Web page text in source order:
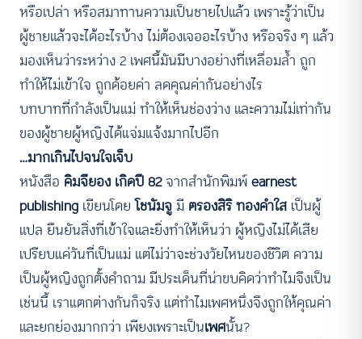
หรือเปล่า หรือสมาทานความเป็นชายไปแล้ว เพราะรู้ว่าเป็น
ผู้ชายแล้วจะได้อะไรบ้าง ไม่ต้องเจออะไรบ้าง หรือจริง ๆ แล้ว
มองเห็นว่าระหว่าง 2 เพศนี้มันมีบางอย่างที่เหลื่อมล้ำ ถูก
ทำให้ไม่เข้าใจ ถูกด้อยค่า ลดคุณค่ากันอย่างไร
บทบาทที่กำลังเป็นแม่ ทำให้เห็นช่องว่าง และความไม่เท่ากัน
ของผู้ชายผู้หญิงได้แจ่มแจ้งมากไปอีก
…มากเกินไปจนใจเจ็บ
หนังสือ คิมจียอง เกิดปี 82จากสำนักพิมพ์earnest
publishing เขียนโดยโชนัมจูมี ตรองสิริ ทองคำใส เป็นผู้
แปล ยืนยันสิ่งที่เข้าใจและยิ่งทำให้เห็นว่า ผู้หญิงไม่ได้เสีย
เปรียบแค่วันที่เป็นแม่ แต่ไม่ว่าจะช่วงวัยไหนของชีวิต ความ
เป็นผู้หญิงถูกตั้งคำถาม มีประเด็นที่น่าขบคิดว่าทำไมจึงเป็น
เช่นนี้ เราแตกต่างกันก็จริง แต่ทำไมเพศหนึ่งจึงถูกให้คุณค่า
และยกย่องมากกว่า เพียงเพราะเป็นเพศนั้น?